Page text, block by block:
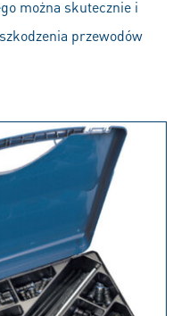
można skutecznie i
przewodów